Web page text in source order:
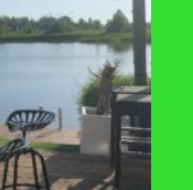
Verzending berekend in